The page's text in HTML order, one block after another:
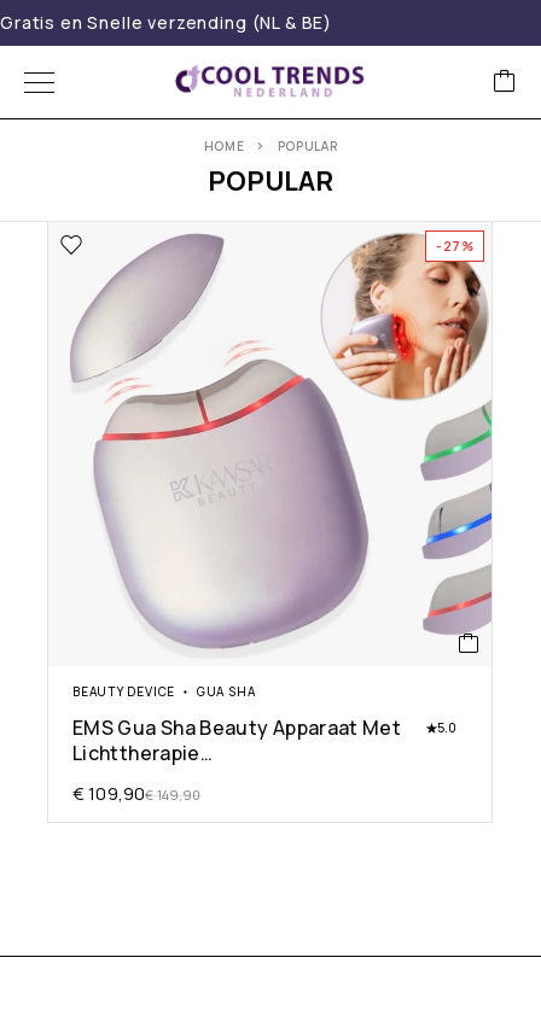
Gratis en Snelle verzending (NL & BE)
POPULAR
HOME POPULAR
-27%
BEAUTY DEVICE GUA SHA
EMS Gua Sha Beauty Apparaat Met
Lichttherapie…
5.0
€149,90
€109,90